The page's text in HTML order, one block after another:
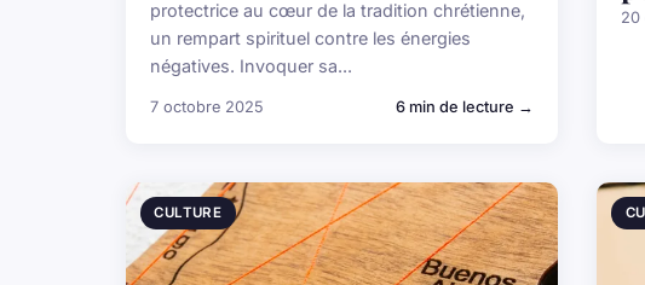
protectrice au cœur de la tradition chrétienne,
un rempart spirituel contre les énergies
négatives. Invoquer sa...
7 octobre 2025 6 min de lecture →
20
CULTURE